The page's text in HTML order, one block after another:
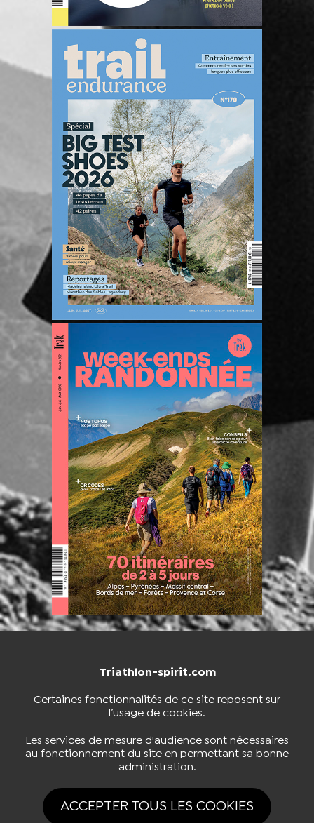
Triathlon-spirit.com
Certaines fonctionnalités de ce site reposent sur
l’usage de cookies.
Les services de mesure d'audience sont nécessaires
au fonctionnement du site en permettant sa bonne
administration.
ACCEPTER TOUS LES COOKIES
NOUS CONTACTER BOUTIQUE